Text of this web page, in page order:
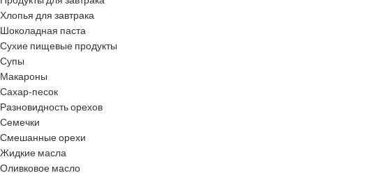
Хлопья для завтрака
Шоколадная паста
Сухие пищевые продукты
Супы
Макароны
Сахар-песок
Разновидность орехов
Семечки
Смешанные орехи
Жидкие масла
Оливковое масло